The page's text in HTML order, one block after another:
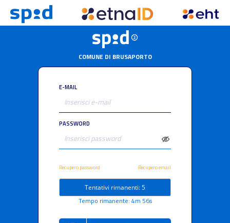
COMUNE DI BRUSAPORTO
E-MAIL
PASSWORD
Recupero password Recupero email
Tentativi rimanenti: 5
Tempo rimanente: 4m 56s